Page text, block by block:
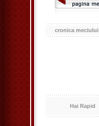
cronica meciului
Hai Rapid